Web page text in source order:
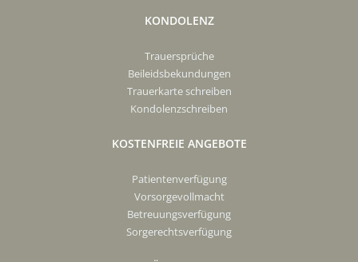
KONDOLENZ
Trauersprüche
Beileidsbekundungen
Trauerkarte schreiben
Kondolenzschreiben
KOSTENFREIE ANGEBOTE
Patientenverfügung
Vorsorgevollmacht
Betreuungsverfügung
Sorgerechtsverfügung